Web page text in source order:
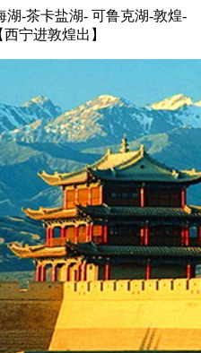
湖-茶卡盐湖- 可鲁克湖-敦煌-
宁进敦煌出】